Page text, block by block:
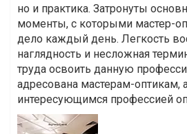
но и практика. Затронуты
моменты, с которыми мастер-
дело каждый день. Легкость
наглядность и несложная
труда освоить данную
адресована мастерам-оптикам,
интересующимся профессией